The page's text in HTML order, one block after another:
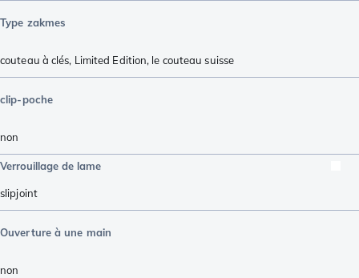
Type zakmes
couteau à clés, Limited Edition, le couteau suisse
clip-poche
non
Verrouillage de lame
slipjoint
Ouverture à une main
non